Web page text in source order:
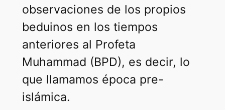
observaciones de los propios
beduinos en los tiempos
anteriores al Profeta
Muhammad (BPD), es decir, lo
que llamamos época pre-
islámica.